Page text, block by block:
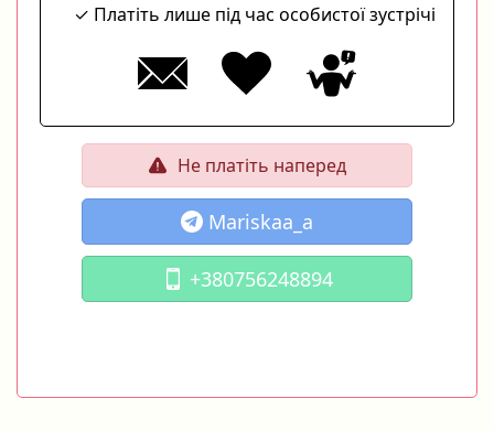
Платіть лише під час особистої зустрічі
Не платіть наперед
Mariskaa_a
+380756248894